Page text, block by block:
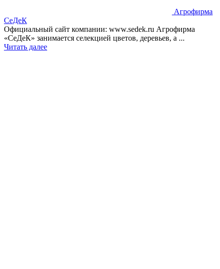
Агрофирма
СеДеК
Официальный сайт компании: www.sedek.ru Агрофирма
«СеДеК» занимается селекцией цветов, деревьев, а ...
Читать далее